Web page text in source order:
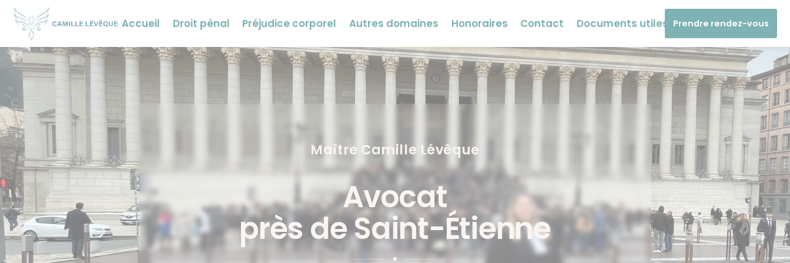
Skip
content
Accueil Droit pénal Préjudice corporel Autres domaines Honoraires Contact Documents utiles Prendre rendez-vous
Maître Camille Lévêque
Avocat
près de Saint-Étienne